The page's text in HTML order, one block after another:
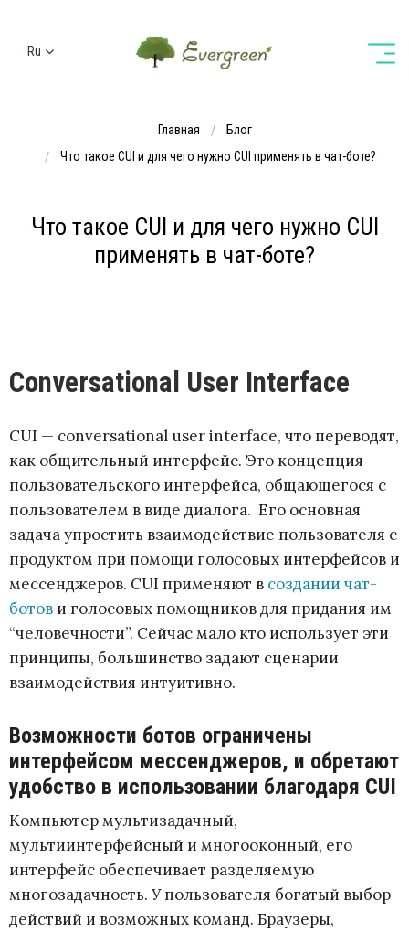
Ru
Главная
Блог
Что такое CUI и для чего нужно CUI применять в чат-боте?
Что такое CUI и для чего нужно CUI
применять в чат-боте?
Conversational User Interface
CUI — conversational user interface, что переводят,
как общительный интерфейс. Это концепция
пользовательского интерфейса, общающегося с
пользователем в виде диалога. Его основная
задача упростить взаимодействие пользователя с
продуктом при помощи голосовых интерфейсов и
мессенджеров. CUI применяют в создании чат-
ботов и голосовых помощников для придания им
“человечности”. Сейчас мало кто использует эти
принципы, большинство задают сценарии
взаимодействия интуитивно.
Возможности ботов ограничены
интерфейсом мессенджеров, и обретают
удобство в использовании благодаря CUI
Компьютер мультизадачный,
мультиинтерфейсный и многооконный, его
интерфейс обеспечивает разделяемую
многозадачность. У пользователя богатый выбор
действий и возможных команд. Браузеры,